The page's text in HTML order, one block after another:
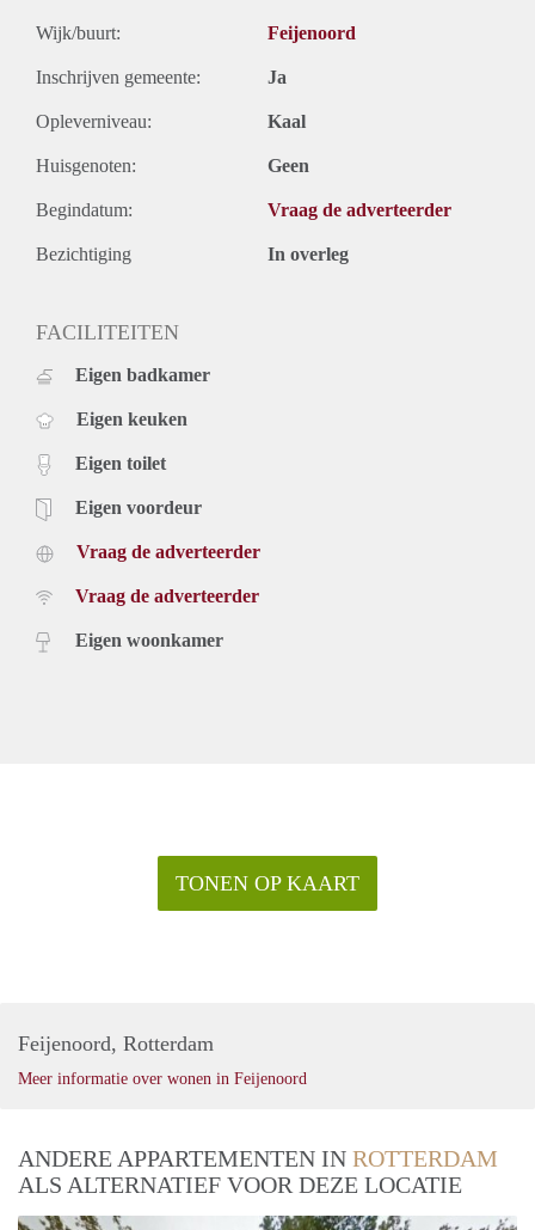
Wijk/buurt: Feijenoord
Inschrijven gemeente: Ja
Opleverniveau: Kaal
Huisgenoten: Geen
Begindatum: Vraag de adverteerder
Bezichtiging In overleg
FACILITEITEN
Eigen badkamer
Eigen keuken
Eigen toilet
Eigen voordeur
Vraag de adverteerder
Vraag de adverteerder
Eigen woonkamer
TONEN OP KAART
Feijenoord, Rotterdam
Meer informatie over wonen in Feijenoord
ANDERE APPARTEMENTEN IN ROTTERDAM
ALS ALTERNATIEF VOOR DEZE LOCATIE